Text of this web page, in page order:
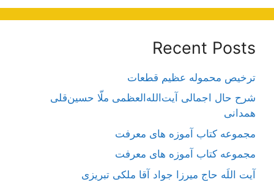
Recent Posts
ترخیص محموله عظیم قطعات
شرح حال اجمالی آیت‌الله‌العظمی ملّا حسین‌قلی
همدانی
مجموعه کتاب آموزه های معرفت
مجموعه کتاب آموزه های معرفت
آیت اللَه حاج میرزا جواد آقا ملکی تبریزی